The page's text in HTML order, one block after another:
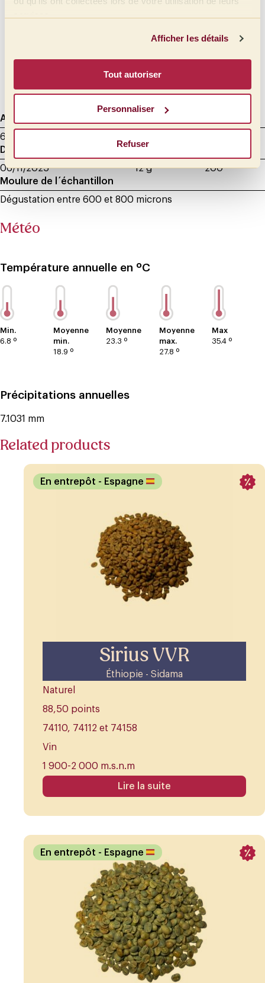
Afficher les détails
Tout autoriser
Personnaliser
Refuser
Agtron
65 - Clair moyen
Données de dégustation
06/11/2025
Grammage
12 g
200
Moulure de l´échantillon
Dégustation entre 600 et 800 microns
Météo
Température annuelle en ºC
Min.
6.8 º
Moyenne
min.
18.9 º
Moyenne
23.3 º
Moyenne
max.
27.8 º
Max
35.4 º
Précipitations annuelles
7.1031 mm
Related products
Sirius VVR
Éthiopie - Sidama
En entrepôt - Espagne
Naturel
88,50 points
74110, 74112 et 74158
Vin
1 900-2 000 m.s.n.m
Lire la suite
En entrepôt - Espagne